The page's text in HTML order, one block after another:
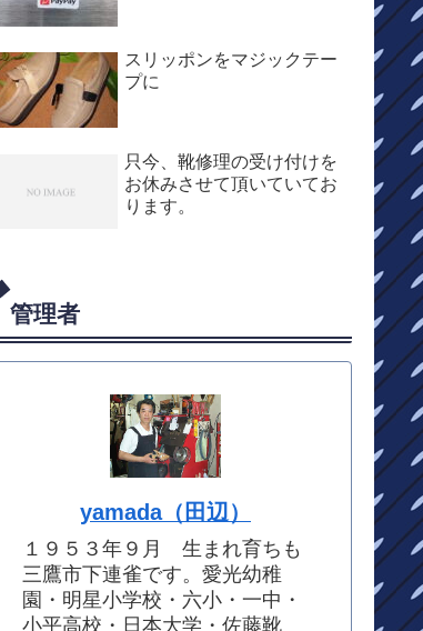
スリッポンをマジックテー
プに
只今、靴修理の受け付けを
お休みさせて頂いていてお
ります。
管理者
yamada（田辺）
１９５３年９月 生まれ育ちも
三鷹市下連雀です。愛光幼稚
園・明星小学校・六小・一中・
小平高校・日本大学・佐藤靴